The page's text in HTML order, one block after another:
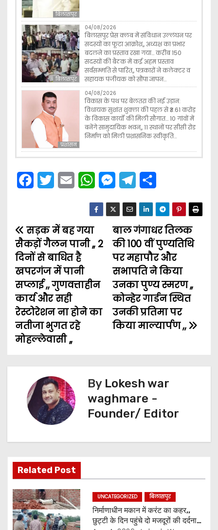
बिलासपुर
बिलासपुर
04/08/2026
बिलासपुर प्रेस क्लब में संविधान उल्लंघन पर
सदस्यों का फूटा आक्रोश,, अध्यक्ष का प्रभार
बदलने का प्रस्ताव रखा गया… करीब 150
सदस्यों की बैठक में कई अहम प्रस्ताव
सर्वसम्मति से पारित,, पत्रकारों ने कलेक्टर व
सहायक पंजीयक को सौंपा ज्ञापन…
प्रशासन
04/08/2026
विकास के पथ पर बेलतरा की नई उड़ान:
विधायक सुशांत शुक्ला की पहल से ₹3.61 करोड़
के विकास कार्यों की मिली सौगात… 10 गांवों में
बनेंगे सामुदायिक भवन,, 11 स्थानों पर सीसी रोड
निर्माण को मिली प्रशासनिक स्वीकृति…
e
b
o
o
k
t
t
e
r
i
l
W
a
s
p
M
s
s
e
n
g
e
r
l
e
g
r
a
m
a
r
e
P
o
s
t
n
a
t
i
o
n
बाल गंगाधर तिलक
की 100 वीं पुण्यतिथि
पर महापौर और
सभापति ने किया
उनका पुण्य स्मरण ,,
कोन्हेर गार्डन स्थित
उनकी प्रतिमा पर
किया माल्यार्पण ,,
सड़क में बह गया
सैकड़ों गैलन पानी ,, 2
दिनों से बाधित है
खपरगंज में पानी
सप्लाई ,, गुणवत्ताहीन
कार्य और सही
रेस्टोरेशन ना होने का
नतीजा भुगत रहे
मोहल्लेवासी ,,
By Lokesh war
waghmare -
Founder/ Editor
Related Post
UNCATEGORIZED बिलासपुर
निर्माणाधीन मकान में करंट का कहर,,
छुट्टी के दिन पहुंचे दो मजदूरों की दर्दनाक